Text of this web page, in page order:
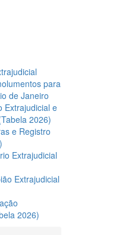
para
de Janeiro
Extrajudicial e
2026)
e Registro
Extrajudicial
Extrajudicial
2026)